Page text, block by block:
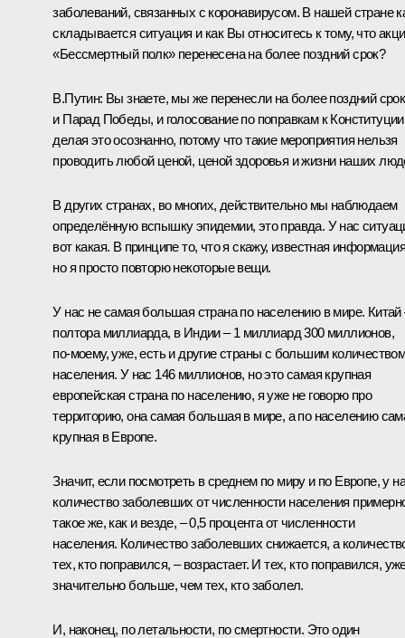
заболеваний, связанных с коронавирусом. В нашей стране
складывается ситуация и как Вы относитесь к тому, что
«Бессмертный полк» перенесена на более поздний срок?
В.Путин: Вы знаете, мы же перенесли на более поздний срок
и Парад Победы, и голосование по поправкам к
делая это осознанно, потому что такие мероприятия нельзя
проводить любой ценой, ценой здоровья и жизни наших
В других странах, во многих, действительно мы наблюдаем
определённую вспышку эпидемии, это правда. У нас
вот какая. В принципе то, что я скажу, известная
но я просто повторю некоторые вещи.
У нас не самая большая страна по населению в мире. Китай
полтора миллиарда, в Индии – 1 миллиард 300 миллионов,
по‑моему, уже, есть и другие страны с большим
населения. У нас 146 миллионов, но это самая крупная
европейская страна по населению, я уже не говорю про
территорию, она самая большая в мире, а по населению
крупная в Европе.
Значит, если посмотреть в среднем по миру и по Европе, у
количество заболевших от численности населения
такое же, как и везде, – 0,5 процента от численности
населения. Количество заболевших снижается, а
тех, кто поправился, – возрастает. И тех, кто поправился,
значительно больше, чем тех, кто заболел.
И, наконец, по летальности, по смертности. Это один